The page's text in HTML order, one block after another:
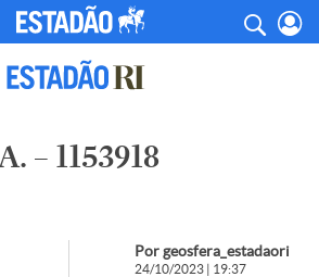
– 1153918
Por geosfera_estadaori
24/10/2023 | 19:37